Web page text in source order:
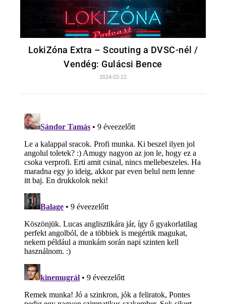
LokiZóna Extra – Scouting a DVSC-nél /
Vendég: Gulácsi Bence
2024-02-22